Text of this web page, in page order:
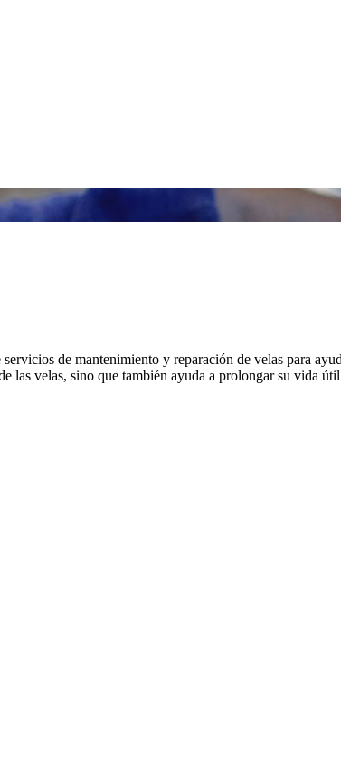
de mantenimiento y reparación de velas para
las velas, sino que también ayuda a prolongar su vida